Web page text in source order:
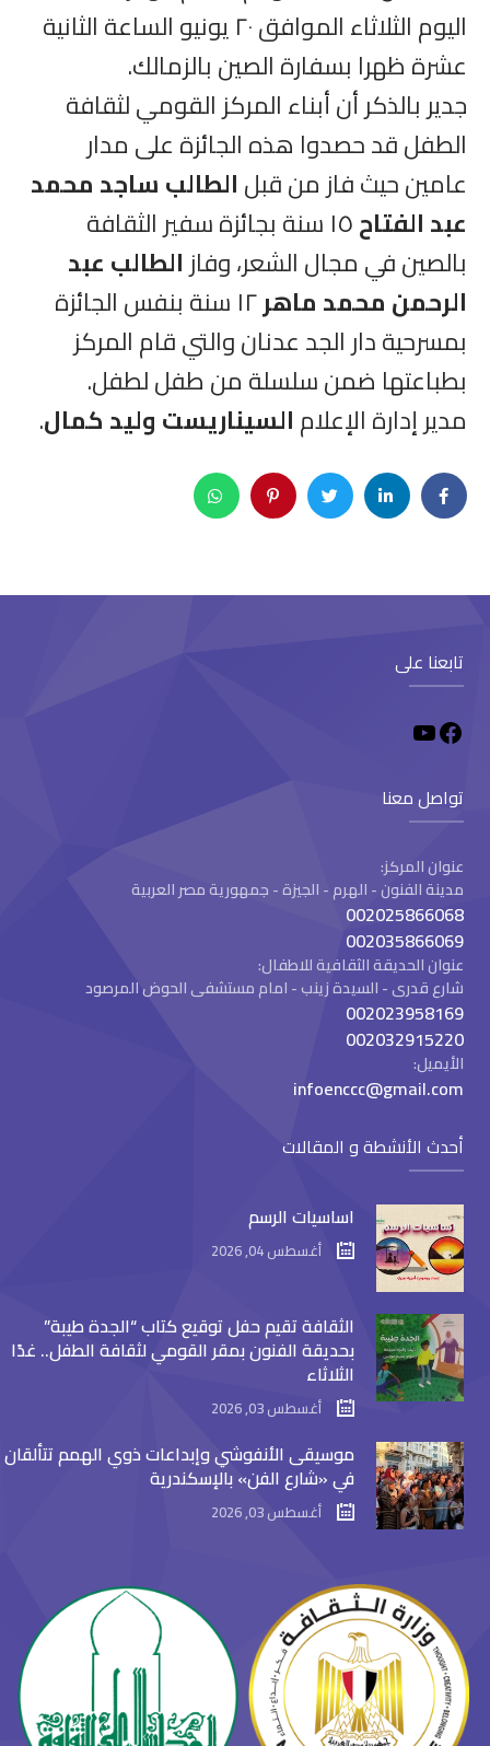
اليوم الثلاثاء الموافق ٢٠ يونيو الساعة الثانية
عشرة ظهرا بسفارة الصين بالزمالك.
جدير بالذكر أن أبناء المركز القومي لثقافة
الطفل قد حصدوا هذه الجائزة على مدار
عامين حيث فاز من قبلالطالب ساجد محمد
عبد الفتاح
١٥ سنة بجائزة سفير الثقافة
بالصين في مجال الشعر، وفازالطالب عبد
الرحمن محمد ماهر
١٢ سنة بنفس الجائزة
بمسرحية دار الجد عدنان والتي قام المركز
بطباعتها ضمن سلسلة من طفل لطفل.
مدير إدارة الإعلامالسيناريست وليد كمال.
تابعنا على
تواصل معنا
عنوان المركز:
مدينة الفنون - الهرم - الجيزة - جمهورية مصر العربية
002025866068
002035866069
عنوان الحديقة الثقافية للاطفال:
شارع قدرى - السيدة زينب - امام مستشفى الحوض المرصود
002023958169
002032915220
الأيميل:
infoenccc@gmail.com
أحدث الأنشطة و المقالات
اساسيات الرسم
أغسطس 04, 2026
الثقافة تقيم حفل توقيع كتاب “الجدة طيبة”
بحديقة الفنون بمقر القومي لثقافة الطفل.. غدًا
الثلاثاء
أغسطس 03, 2026
موسيقى الأنفوشي وإبداعات ذوي الهمم تتألقان
في «شارع الفن» بالإسكندرية
أغسطس 03, 2026